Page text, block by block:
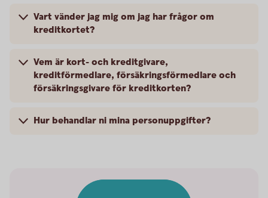
Vart vänder jag mig om jag har frågor om
kreditkortet?
Vem är kort- och kreditgivare,
kreditförmedlare, försäkringsförmedlare och
försäkringsgivare för kreditkorten?
Hur behandlar ni mina personuppgifter?